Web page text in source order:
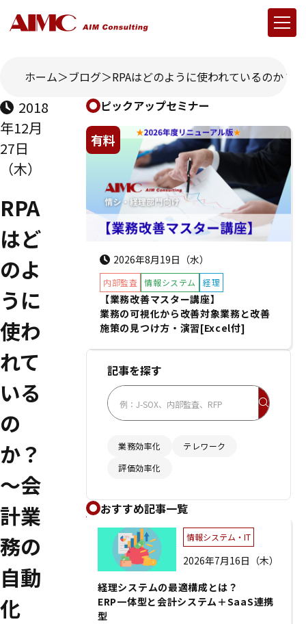
ホーム ブログ RPAはどのように使われているのか？
2018
年12月
27日
（木）
RPA
はど
のよ
うに
使わ
れて
いる
の
か？
～会
計業
務の
自動
化
ピックアップセミナー
有料
2026年8月19日（水）
内部監査 情報システム 経理
【業務改善マスター講座】
業務の可視化から改善対象業務と改善
施策の見つけ方・演習[Excel付]
記事を探す
業務効率化
テレワーク
評価効率化
おすすめ記事一覧
情報システム・IT
2026年7月16日（木）
経理システムの最適構成とは？
ERP一体型と会計システム＋SaaS連携
型